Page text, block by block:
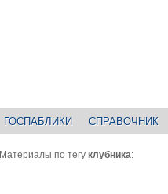
ГОСПАБЛИКИ СПРАВОЧНИК
Материалы по тегу клубника: